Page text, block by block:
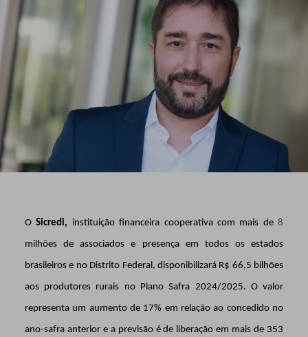
OSicredi, instituição financeira cooperativa com mais de8
milhões de associados e presença em todos os estados
brasileiros e no Distrito Federal, disponibilizará R$ 66,5 bilhões
aos produtores rurais no Plano Safra 2024/2025. O valor
representa um aumento de 17% em relação ao concedido no
ano-safra anterior e a previsão é de liberação em mais de 353